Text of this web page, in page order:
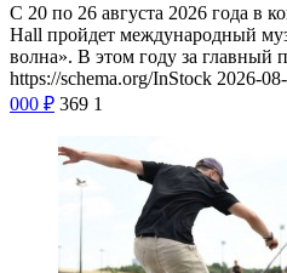
С 20 по 26 августа 2026 года в
Hall пройдет международный
волна». В этом году за главный
https://schema.org/InStock 2026-
000 ₽ 369 1